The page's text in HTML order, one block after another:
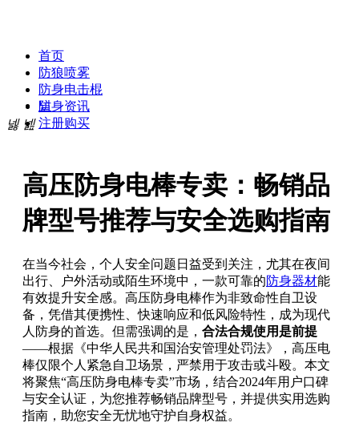
首页
防狼喷雾
防身电击棍
防身资讯
注册购买
넡
넳 넲
高压防身电棒专卖：畅销品
牌型号推荐与安全选购指南
在当今社会，个人安全问题日益受到关注，尤其在夜间
出行、户外活动或陌生环境中，一款可靠的防身器材能
有效提升安全感。高压防身电棒作为非致命性自卫设
备，凭借其便携性、快速响应和低风险特性，成为现代
人防身的首选。但需强调的是， 合法合规使用是前提
——根据《中华人民共和国治安管理处罚法》，高压电
棒仅限个人紧急自卫场景，严禁用于攻击或斗殴。本文
将聚焦“高压防身电棒专卖”市场，结合2024年用户口碑
与安全认证，为您推荐畅销品牌型号，并提供实用选购
指南，助您安全无忧地守护自身权益。